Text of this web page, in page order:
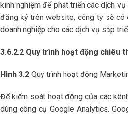
kinh nghiệm để phát triển các dịch
đăng ký trên website, công ty sẽ
doanh nghiệp cho các dịch vụ sắp
3.6.2.2 Quy trình hoạt động chiêu
Hình 3.2Quy trình hoạt động
Để kiểm soát hoạt động của các
dùng công cụ Google Analytics.